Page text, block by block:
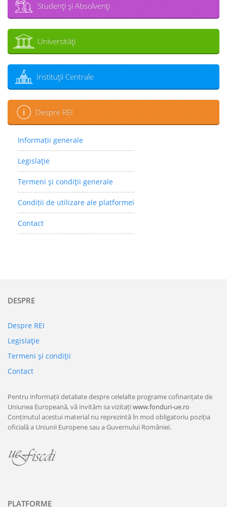
Studenţi şi Absolvenţi
Universităţi
Instituţii Centrale
Despre REI
Informații generale
Legislaţie
Termeni şi condiţii generale
Condiții de utilizare ale platformei
Contact
DESPRE
Despre REI
Legislaţie
Termeni şi condiţii
Contact
Pentru informații detaliate despre celelalte programe cofinanțate de
Uniunea Europeană, vă invităm sa vizitațiwww.fonduri-ue.ro
Conținutul acestui material nu reprezintă în mod obligatoriu poziția
oficială a Uniunii Europene sau a Guvernului României.
PLATFORME